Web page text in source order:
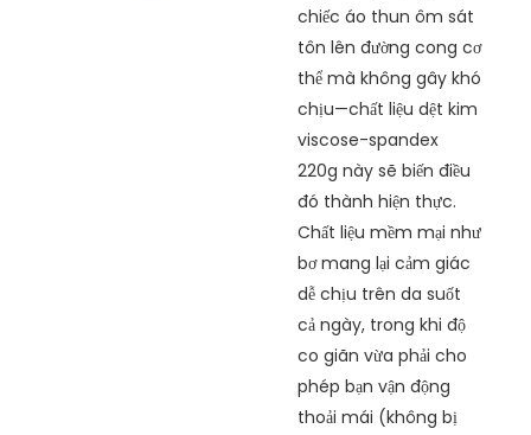
chiếc áo thun ôm sát
tôn lên đường cong cơ
thể mà không gây khó
chịu—chất liệu dệt kim
viscose-spandex
220g này sẽ biến điều
đó thành hiện thực.
Chất liệu mềm mại như
bơ mang lại cảm giác
dễ chịu trên da suốt
cả ngày, trong khi độ
co giãn vừa phải cho
phép bạn vận động
thoải mái (không bị